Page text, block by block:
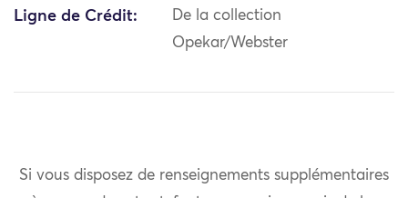
Ligne de Crédit:
De la collection
Opekar/Webster
Si vous disposez de renseignements supplémentaires